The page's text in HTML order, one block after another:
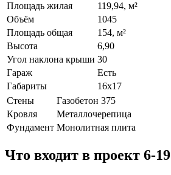
Площадь жилая
119,94, м²
Объём
1045
Площадь общая
154, м²
Высота
6,90
Угол наклона крыши 30
Гараж
Есть
Габариты
16х17
Стены
Газобетон 375
Кровля
Металлочерепица
Фундамент Монолитная плита
Что входит в проект 6-19